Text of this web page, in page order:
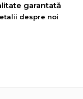
garantată
despre noi